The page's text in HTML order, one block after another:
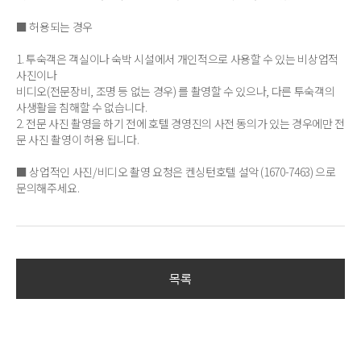
■ 허용되는 경우
1. 투숙객은 객실이나 숙박 시설에서 개인적으로 사용할 수 있는 비상업적
사진이나
비디오(전문장비, 조명 등 없는 경우) 를 촬영할 수 있으나, 다른 투숙객의
사생활을 침해할 수 없습니다.
2. 전문 사진 촬영을 하기 전에 호텔 경영진의 사전 동의가 있는 경우에만 전
문 사진 촬영이 허용 됩니다.
■ 상업적인 사진/비디오 촬영 요청은 켄싱턴호텔 설악 (1670-7463) 으로
문의해주세요.
목록